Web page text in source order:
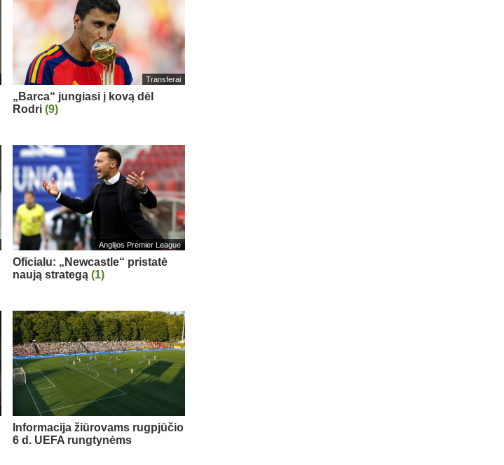
Transferai
„Barca“ jungiasi į kovą dėl
Rodri (9)
Anglijos Premier League
Oficialu: „Newcastle“ pristatė
naują strategą (1)
Informacija žiūrovams rugpjūčio
6 d. UEFA rungtynėms